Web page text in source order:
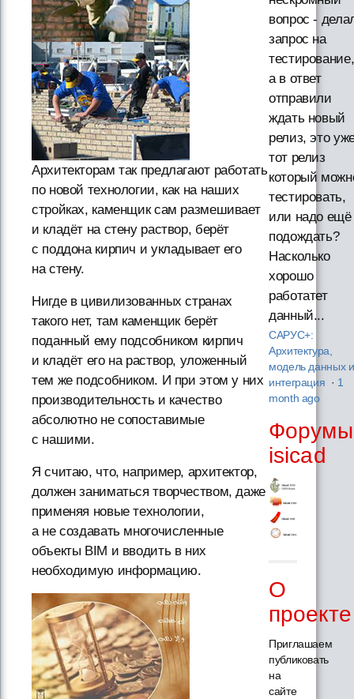
Архитекторам так предлагают работать
по новой технологии, как на наших
стройках, каменщик сам размешивает
и кладёт на стену раствор, берёт
с поддона кирпич и укладывает его
на стену.
Нигде в цивилизованных странах
такого нет, там каменщик берёт
поданный ему подсобником кирпич
и кладёт его на раствор, уложенный
тем же подсобником. И при этом у них
производительность и качество
абсолютно не сопоставимые
с нашими.
Я считаю, что, например, архитектор,
должен заниматься творчеством, даже
применяя новые технологии,
а не создавать многочисленные
объекты BIM и вводить в них
необходимую информацию.
вопрос -
запрос на
тестирование,
а в ответ
отправили
ждать новый
релиз, это
тот релиз
который
тестировать,
или надо ещё
подождать?
Насколько
хорошо
работатет
данный...
САРУС+:
Архитектура,
модель данных и
интеграция · 1
month ago
Форумы
isicad
О
проекте
Приглашаем
публиковать
на
сайте